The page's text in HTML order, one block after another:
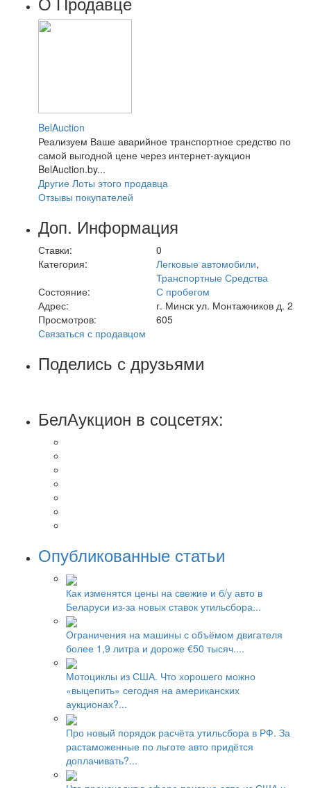
BelAuction
Реализуем Ваше аварийное транспортное средство по
самой выгодной цене через интернет-аукцион
BelAuction.by...
Другие Лоты этого продавца
Отзывы покупателей
Доп. Информация
Ставки:
0
Категория:
Легковые автомобили,
Транспортные Средства
Состояние:
С пробегом
Адрес:
г. Минск ул. Монтажников д. 2
Просмотров:
605
Связаться с продавцом
Поделись с друзьями
БелАукцион в соцсетях:
Опубликованные статьи
Как изменятся цены на свежие и б/у авто в
Беларуси из-за новых ставок утильсбора...
Ограничения на машины с объёмом двигателя
более 1,9 литра и дороже €50 тысяч....
Мотоциклы из США. Что хорошего можно
«выцепить» сегодня на американских
аукционах?...
Про новый порядок расчёта утильсбора в РФ. За
растаможенные по льготе авто придётся
доплачивать?...